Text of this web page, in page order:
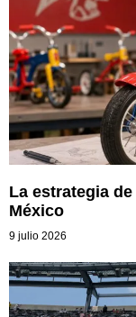
La estrategia
México
9 julio 2026